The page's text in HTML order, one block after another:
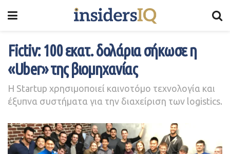
Fictiv: 100 εκατ. δολάρια σήκωσε η
«Uber» της βιομηχανίας
Η Startup χρησιμοποιεί καινοτόμο τεχνολογία και
έξυπνα συστήματα για την διαχείριση των logistics.